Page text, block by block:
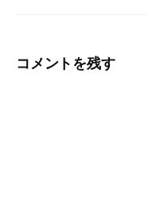
コメントを残す